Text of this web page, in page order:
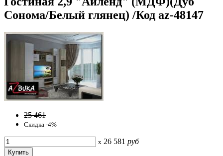
Сонома/Белый глянец) /Код az-48147
25 461
Скидка -4%
x 26 581 руб